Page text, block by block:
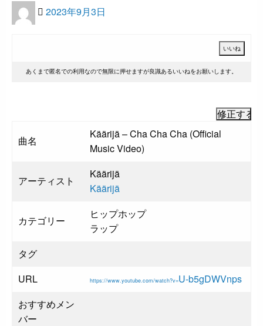
投
2023年9月3日
あくまで匿名での利用なので無限に押せますが良識あるいいねをお願いします。
曲名
Käärijä – Cha Cha Cha (Official
Music Video)
アーティスト
Käärijä
Käärijä
カテゴリー
ヒップホップ
ラップ
タグ
URL
https://www.youtube.com/watch?v=U-b5gDWVnps
おすすめメン
バー